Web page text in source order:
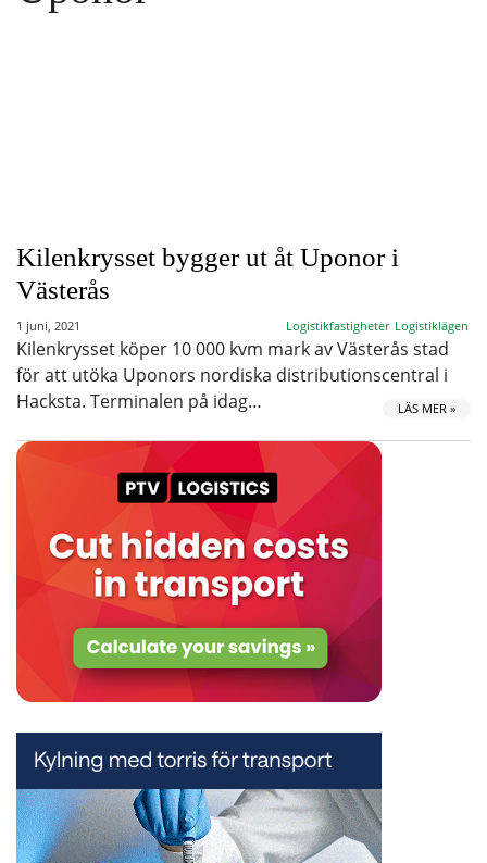
Kilenkrysset bygger ut åt Uponor i
Västerås
1 juni, 2021 Logistikfastigheter Logistiklägen
Kilenkrysset köper 10 000 kvm mark av Västerås stad
för att utöka Uponors nordiska distributionscentral i
Hacksta. Terminalen på idag…
LÄS MER »